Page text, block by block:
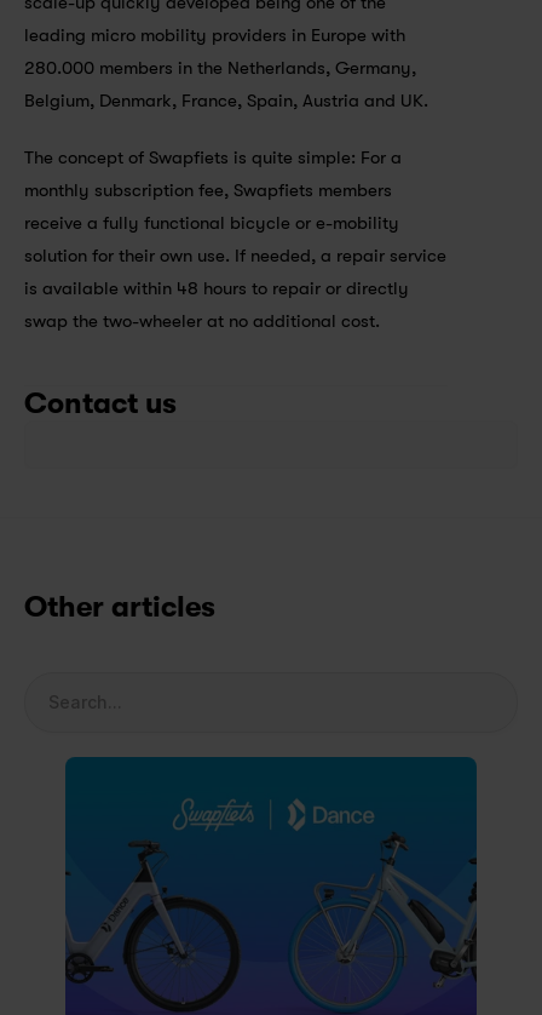
leading micro mobility providers in Europe with
280.000 members in the Netherlands, Germany,
Belgium, Denmark, France, Spain, Austria and UK.
The concept of Swapfiets is quite simple: For a
monthly subscription fee, Swapfiets members
receive a fully functional bicycle or e-mobility
solution for their own use. If needed, a repair service
is available within 48 hours to repair or directly
swap the two-wheeler at no additional cost.
Contact us
Search...
Other articles